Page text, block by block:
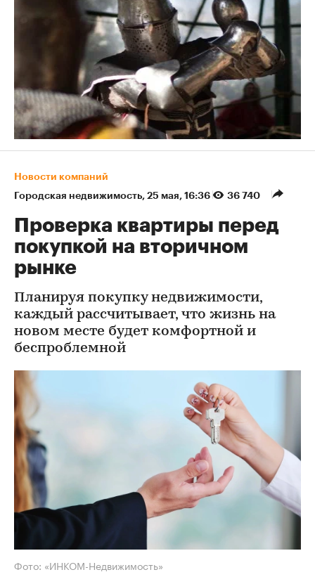
Новости компаний
Городская недвижимость⁠, 25 мая, 16:36 36 740
Проверка квартиры перед
покупкой на вторичном
рынке
Планируя покупку недвижимости,
каждый рассчитывает, что жизнь на
новом месте будет комфортной и
беспроблемной
Фото: «ИНКОМ-Недвижимость»